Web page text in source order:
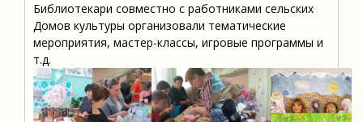
Библиотекари совместно с работниками сельских
Домов культуры организовали тематические
мероприятия, мастер-классы, игровые программы и
т.д.